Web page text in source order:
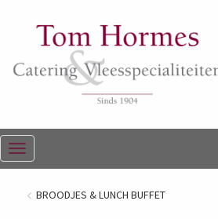
Menu
BROODJES & LUNCH BUFFET